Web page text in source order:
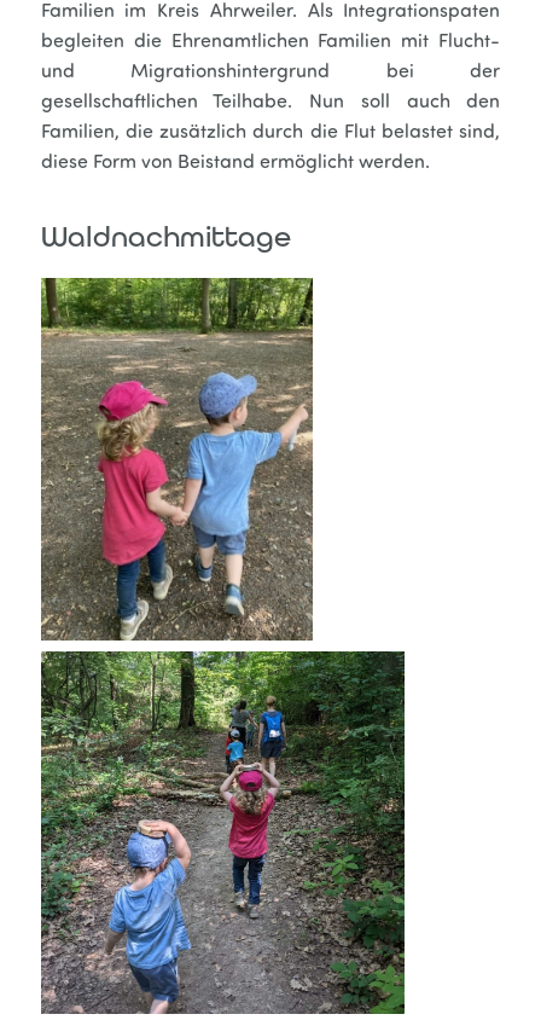
Familien im Kreis Ahrweiler. Als Integrationspaten
begleiten die Ehrenamtlichen Familien mit Flucht-
und Migrationshintergrund bei der
gesellschaftlichen Teilhabe. Nun soll auch den
Familien, die zusätzlich durch die Flut belastet sind,
diese Form von Beistand ermöglicht werden.
Waldnachmittage